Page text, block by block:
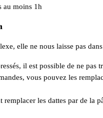
au moins 1h
elle ne nous laisse pas
il est possible de ne pas
vous pouvez les
remplacer les dattes par de la